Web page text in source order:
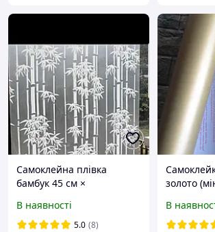
Самоклейна плівка
бамбук 45 см ×
1метр. Вітражна плівка
для скла.
В наявності
5.0 (8)
золото
1метр.
В